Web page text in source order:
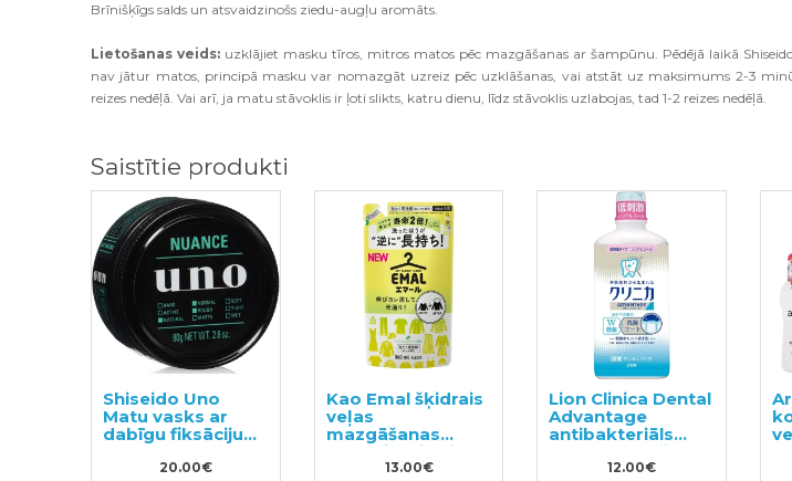
Brīnišķīgs salds un atsvaidzinošs ziedu-augļu aromāts.
Lietošanas veids: uzklājiet masku tīros, mitros matos pēc mazgāšanas ar šampūnu. Pēdējā laikā
nav jātur matos, principā masku var nomazgāt uzreiz pēc uzklāšanas, vai atstāt uz maksimums 2-3
reizes nedēļā. Vai arī, ja matu stāvoklis ir ļoti slikts, katru dienu, līdz stāvoklis uzlabojas, tad 1-2 reizes nedēļā.
Saistītie produkti
Shiseido Uno
Matu vasks ar
dabīgu fiksāciju
20.00€
Kao Emal šķidrais
veļas
mazgāšanas
līdzeklis, pildviela
13.00€
Lion Clinica Dental
Advantage
antibakteriāls
mutes skalošanas
līdzeklis ar citrusu
12.00€